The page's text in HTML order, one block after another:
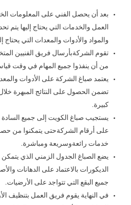
بعد أن يحصل الفني على المعلومات
العمل والخدمات التي يحتاج إليها يتم
والمواد والأدوات والمعدات التي يحتاج
تقوم الشركةبأرسال فريق الفنيين
من أن ينفذوا جميع المهام في وقت
يعتمد صباغ الشركة على الأدوات
تضمن الحصول على النتائج المبهرة
كبيرة.
يستجيب صباغ الكويت إلى جميع السادة
على أرقام الشركةحتى يتمكنوا من
خدمات رائعةوسريعة ومباشرة.
يضع الصباغ الجدول الزمني الذي
الديكورات بالاعتماد على الدهانات
جميع البقع التي تتواجد على الأرضيات.
في النهاية يقوم فريق العمل بتنظيف